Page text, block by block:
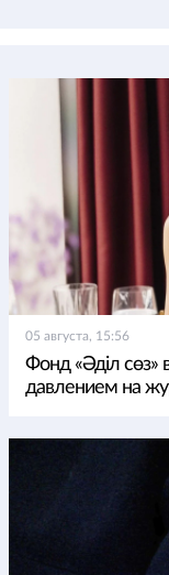
05 августа, 15:56
Фонд «Әділ сөз»
давлением на